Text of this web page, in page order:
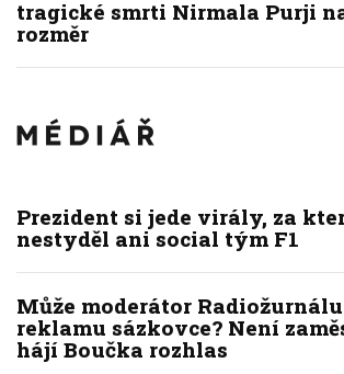
tragické smrti Nirmala Purji
rozměr
Prezident si jede virály, za
nestyděl ani social tým F1
Může moderátor
reklamu sázkovce? Není
hájí Boučka rozhlas